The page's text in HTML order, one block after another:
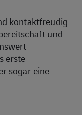
kontaktfreudig
und
erste
sogar eine